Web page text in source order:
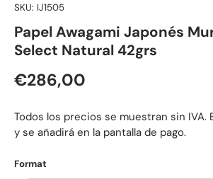
SKU: IJ1505
Papel Awagami Japonés
Select Natural 42grs
Precio normal
€286,00
Todos los precios se muestran sin IVA.
y se añadirá en la pantalla de pago.
Format